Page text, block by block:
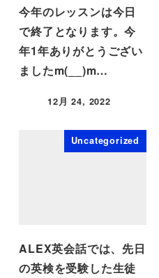
今年のレッスンは今日
で終了となります。今
年1年ありがとうござい
ましたm(__)m…
12月 24, 2022
Uncategorized
ALEX英会話では、先日
の英検を受験した生徒